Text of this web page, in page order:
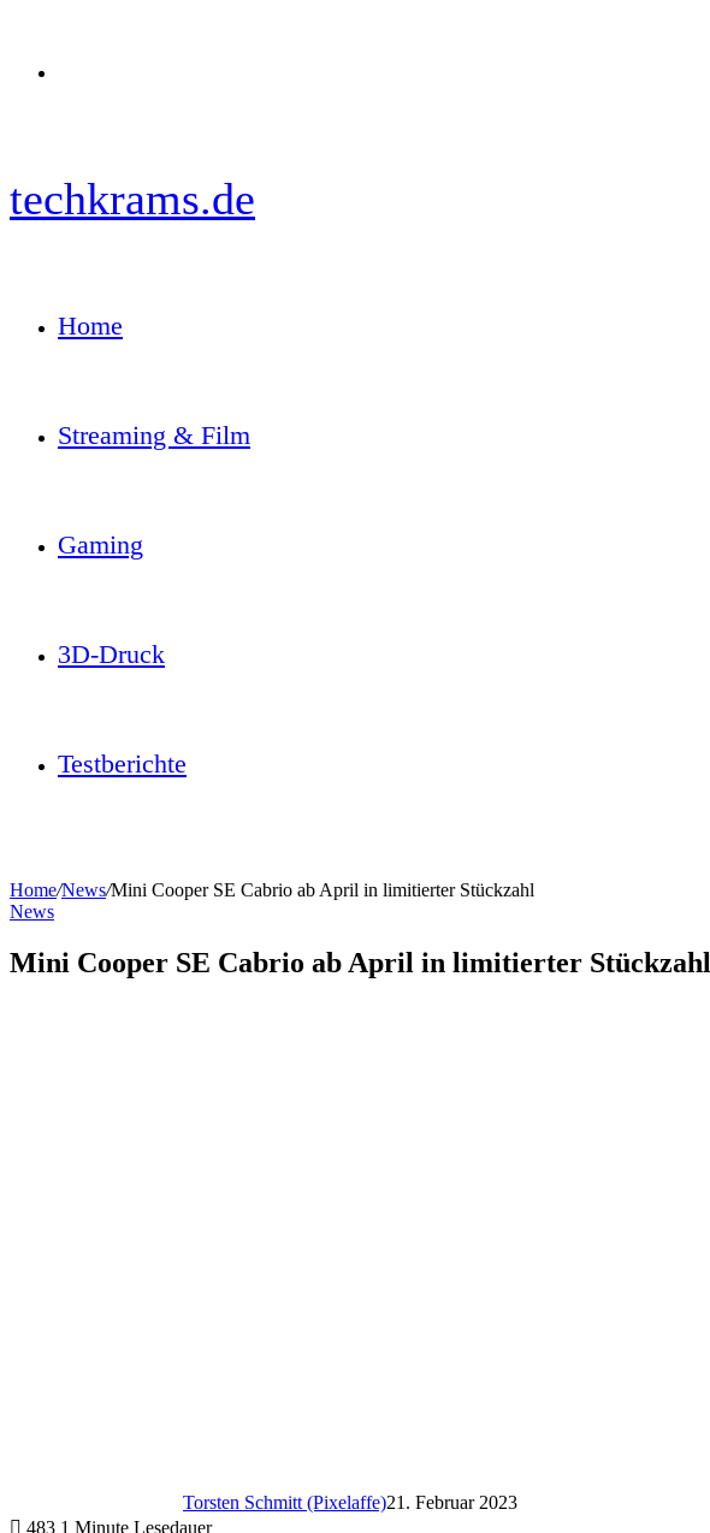
techkrams.de
Home
Streaming & Film
Gaming
3D-Druck
Testberichte
Home/News/Mini Cooper SE Cabrio ab April in limitierter Stückzahl
News
Mini Cooper SE Cabrio ab April in limitierter Stückzahl
Torsten Schmitt (Pixelaffe)21. Februar 2023
483 1 Minute Lesedauer